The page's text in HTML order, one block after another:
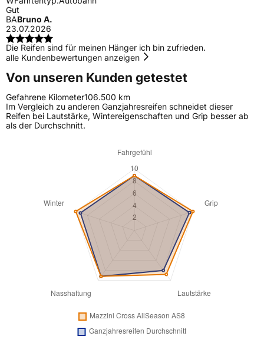
Gut
BABruno A.
23.07.2026
Die Reifen sind für meinen Hänger ich bin zufrieden.
alle Kundenbewertungen anzeigen
Von unseren Kunden getestet
Gefahrene Kilometer106.500 km
Im Vergleich zu anderen Ganzjahresreifen schneidet dieser
Reifen bei Lautstärke, Wintereigenschaften und Grip besser ab
als der Durchschnitt.